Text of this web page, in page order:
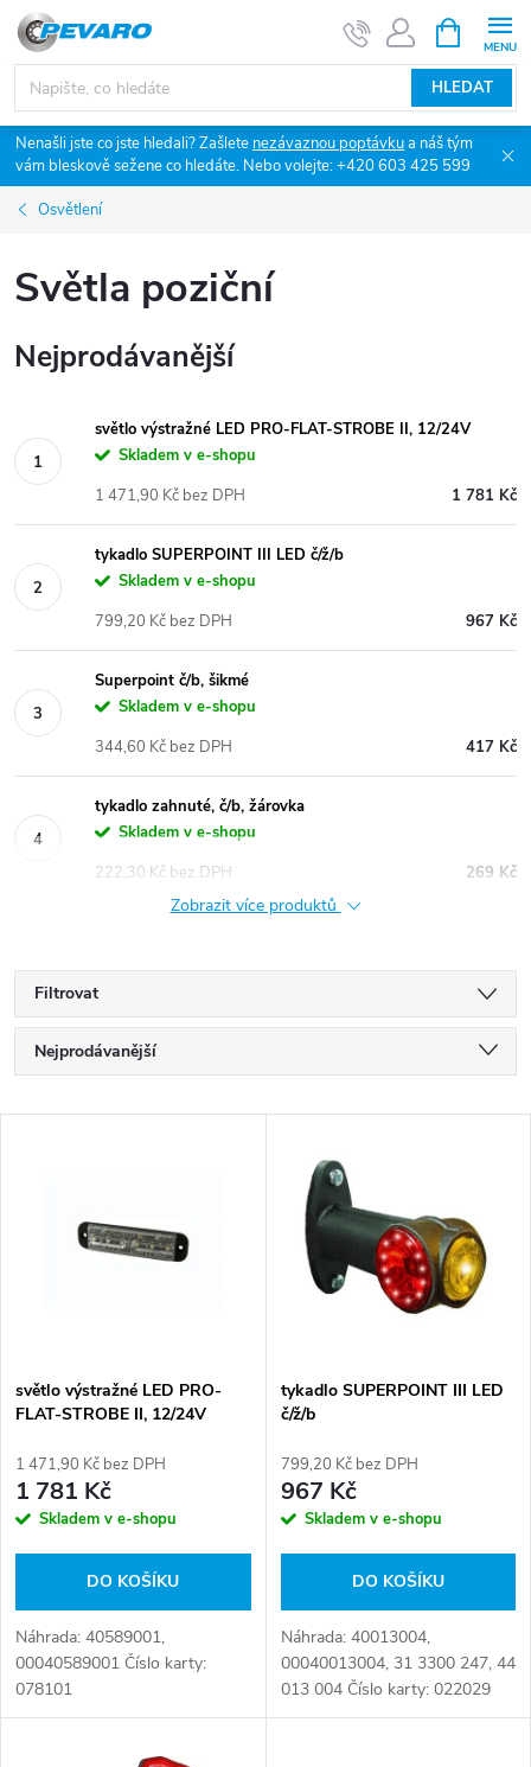
Přejít
obsah
HLEDAT
NÁKUPNÍ
KOŠÍK
Nenašli jste co jste hledali? Zašlete nezávaznou poptávkua náš tým
vám bleskově sežene co hledáte. Nebo volejte: +420 603 425 599
Osvětlení
Světla poziční
Nejprodávanější
světlo výstražné LED PRO-FLAT-STROBE II, 12/24V
Skladem v e-shopu
1 781 Kč
1 471,90 Kč bez DPH
tykadlo SUPERPOINT III LED č/ž/b
Skladem v e-shopu
967 Kč
799,20 Kč bez DPH
Superpoint č/b, šikmé
Skladem v e-shopu
417 Kč
344,60 Kč bez DPH
tykadlo zahnuté, č/b, žárovka
Skladem v e-shopu
269 Kč
222,30 Kč bez DPH
Zobrazit více produktů
Filtrovat
Ř
a
p
r
o
u
k
Nejprodávanější
s
p
r
o
d
u
k
světlo výstražné LED PRO-
FLAT-STROBE II, 12/24V
1 471,90 Kč bez DPH
1 781 Kč
Skladem v e-shopu
DO KOŠÍKU
Náhrada: 40589001,
00040589001 Číslo karty:
078101
tykadlo SUPERPOINT III LED
č/ž/b
799,20 Kč bez DPH
967 Kč
Skladem v e-shopu
DO KOŠÍKU
Náhrada: 40013004,
00040013004, 31 3300 247, 44
013 004 Číslo karty: 022029